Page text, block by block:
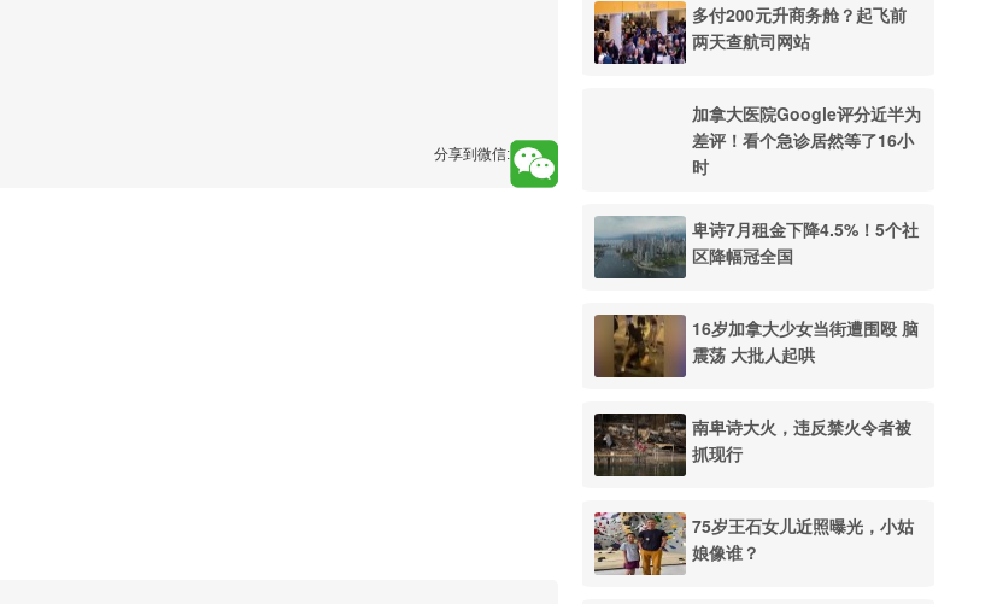
多付200元升商务舱？起飞前
两天查航司网站
加拿大医院Google评分近半为
差评！看个急诊居然等了16小
时
卑诗7月租金下降4.5%！5个社
区降幅冠全国
16岁加拿大少女当街遭围殴 脑
震荡 大批人起哄
南卑诗大火，违反禁火令者被
抓现行
75岁王石女儿近照曝光，小姑
娘像谁？
分享到微信: